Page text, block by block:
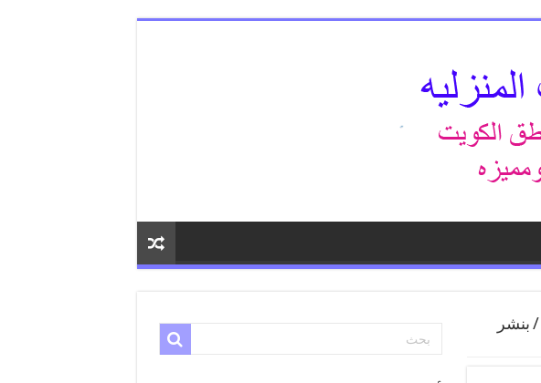
/بنشر